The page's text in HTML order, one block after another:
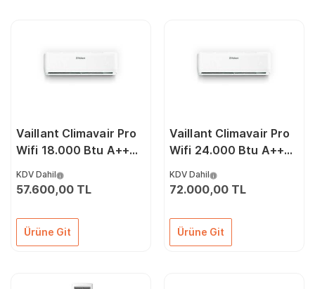
Vaillant Climavair Pro
Wifi 18.000 Btu A++
KDV Dahil
57.600,00 TL
Ürüne Git
Vaillant Climavair Pro
Wifi 24.000 Btu A++
KDV Dahil
72.000,00 TL
Ürüne Git